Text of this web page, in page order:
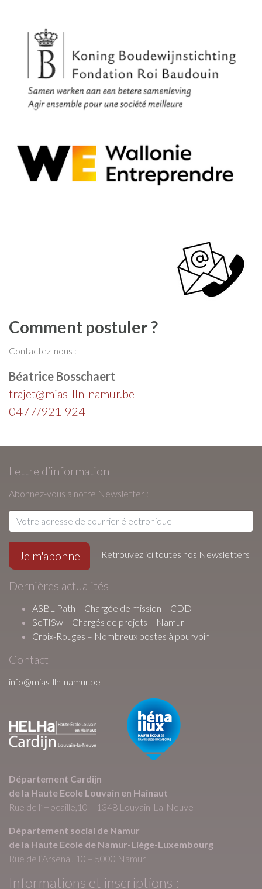
Comment postuler ?
Contactez-nous :
Béatrice Bosschaert
trajet@mias-lln-namur.be
0477/921 924
Lettre d’information
Abonnez-vous à notre Newsletter :
Retrouvez ici toutes nos Newsletters
Dernières actualités
ASBL Path – Chargée de mission – CDD
SeTISw – Chargés de projets – Namur
Croix-Rouges – Nombreux postes à pourvoir
Contact
info@mias-lln-namur.be
Département Cardijn
de la Haute Ecole Louvain en Hainaut
Rue de l’Hocaille,10 – 1348 Louvain-La-Neuve
Département social de Namur
de la Haute Ecole de Namur-Liège-Luxembourg
Rue de l’Arsenal, 10 – 5000 Namur
Informations et inscriptions :